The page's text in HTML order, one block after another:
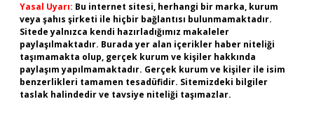
Yasal Uyarı: Bu internet sitesi, herhangi bir marka, kurum
veya şahıs şirketi ile hiçbir bağlantısı bulunmamaktadır.
Sitede yalnızca kendi hazırladığımız makaleler
paylaşılmaktadır. Burada yer alan içerikler haber niteliği
taşımamakta olup, gerçek kurum ve kişiler hakkında
paylaşım yapılmamaktadır. Gerçek kurum ve kişiler ile isim
benzerlikleri tamamen tesadüfidir. Sitemizdeki bilgiler
taslak halindedir ve tavsiye niteliği taşımazlar.